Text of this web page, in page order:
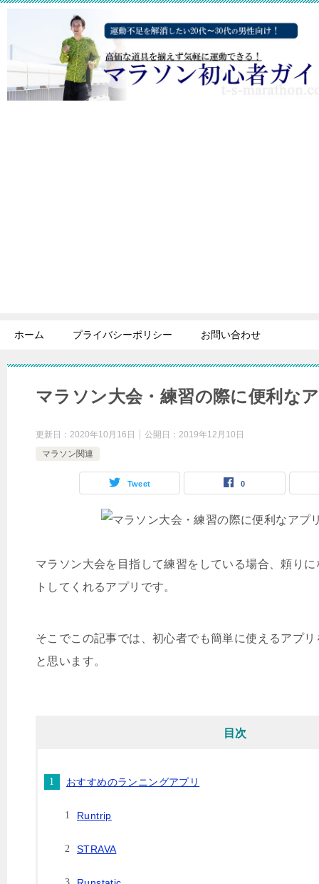
ホーム プライバシーポリシー お問い合わせ
マラソン大会・練習の際に便利な
更新日： 2020年10月16日 公開日： 2019年12月10日
マラソン関連
Tweet 0
マラソン大会を目指して練習をしている場合、頼り
トしてくれるアプリです。
そこでこの記事では、初心者でも簡単に使えるアプ
と思います。
目次
おすすめのランニングアプリ
Runtrip
STRAVA